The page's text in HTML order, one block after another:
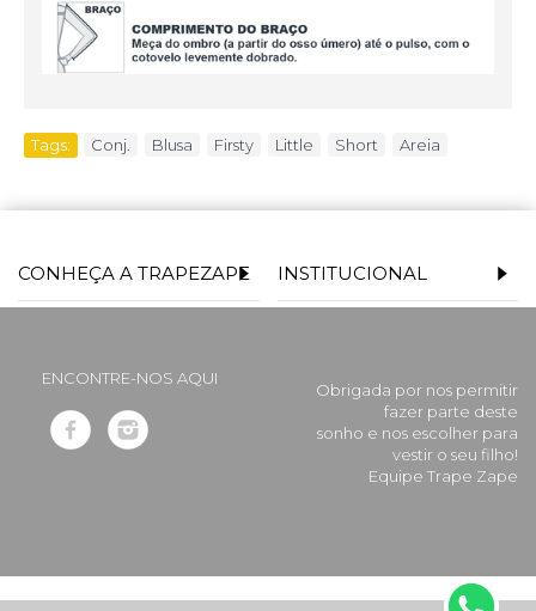
Tags: Conj. Blusa Firsty Little Short Areia
CONHEÇA A TRAPEZAPE INSTITUCIONAL
ENCONTRE-NOS AQUI
Obrigada por nos permitir
fazer parte deste
sonho e nos escolher para
vestir o seu filho!
Equipe Trape Zape